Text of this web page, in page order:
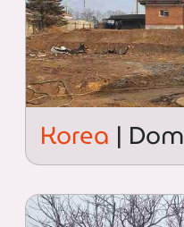
Korea |